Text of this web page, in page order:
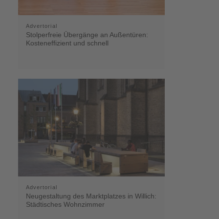
Advertorial
Stolperfreie Übergänge an Außentüren:
Kosteneffizient und schnell
Advertorial
Neugestaltung des Marktplatzes in Willich:
Städtisches Wohnzimmer